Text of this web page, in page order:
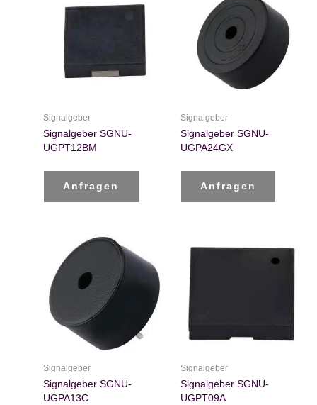
Signalgeber
Signalgeber SGNU-
UGPT12BM
Anfragen
Signalgeber
Signalgeber SGNU-
UGPA24GX
Anfragen
Signalgeber
Signalgeber SGNU-
UGPA13C
Signalgeber
Signalgeber SGNU-
UGPT09A